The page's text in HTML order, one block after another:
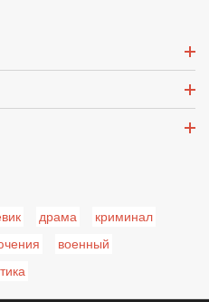
драма
криминал
военный